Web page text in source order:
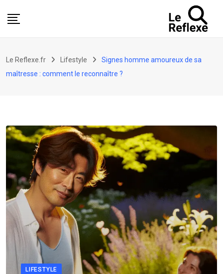
Le Reflexe.fr Lifestyle
Signes homme amoureux de sa
maîtresse : comment le reconnaître ?
LIFESTYLE